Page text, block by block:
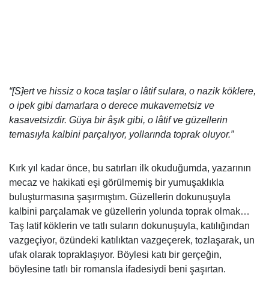
“[S]ert ve hissiz o koca taşlar o lâtif sulara, o nazik köklere,
o ipek gibi damarlara o derece mukavemetsiz ve
kasavetsizdir. Güya bir âşık gibi, o lâtif ve güzellerin
temasıyla kalbini parçalıyor, yollarında toprak oluyor.”
Kırk yıl kadar önce, bu satırları ilk okuduğumda, yazarının
mecaz ve hakikati eşi görülmemiş bir yumuşaklıkla
buluşturmasına şaşırmıştım. Güzellerin dokunuşuyla
kalbini parçalamak ve güzellerin yolunda toprak olmak…
Taş latif köklerin ve tatlı suların dokunuşuyla, katılığından
vazgeçiyor, özündeki katılıktan vazgeçerek, tozlaşarak, un
ufak olarak topraklaşıyor. Böylesi katı bir gerçeğin,
böylesine tatlı bir romansla ifadesiydi beni şaşırtan.